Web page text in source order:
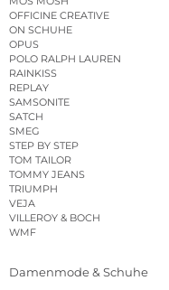
OFFICINE CREATIVE
ON SCHUHE
OPUS
POLO RALPH LAUREN
RAINKISS
REPLAY
SAMSONITE
SATCH
SMEG
STEP BY STEP
TOM TAILOR
TOMMY JEANS
TRIUMPH
VEJA
VILLEROY & BOCH
WMF
Damenmode & Schuhe